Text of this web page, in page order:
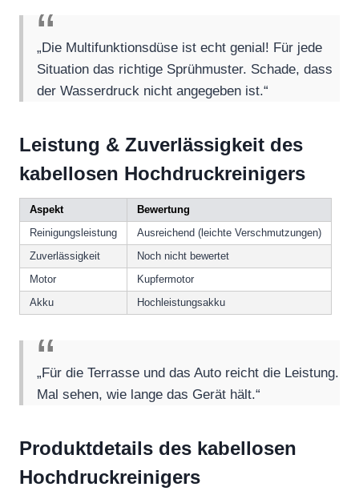
„Die Multifunktionsdüse ist echt genial! Für jede
Situation das richtige Sprühmuster. Schade, dass
der Wasserdruck nicht angegeben ist.“
Leistung & Zuverlässigkeit des
kabellosen Hochdruckreinigers
Aspekt
Bewertung
Reinigungsleistung
Ausreichend (leichte Verschmutzungen)
Zuverlässigkeit
Noch nicht bewertet
Motor
Kupfermotor
Akku
Hochleistungsakku
„Für die Terrasse und das Auto reicht die Leistung.
Mal sehen, wie lange das Gerät hält.“
Produktdetails des kabellosen
Hochdruckreinigers